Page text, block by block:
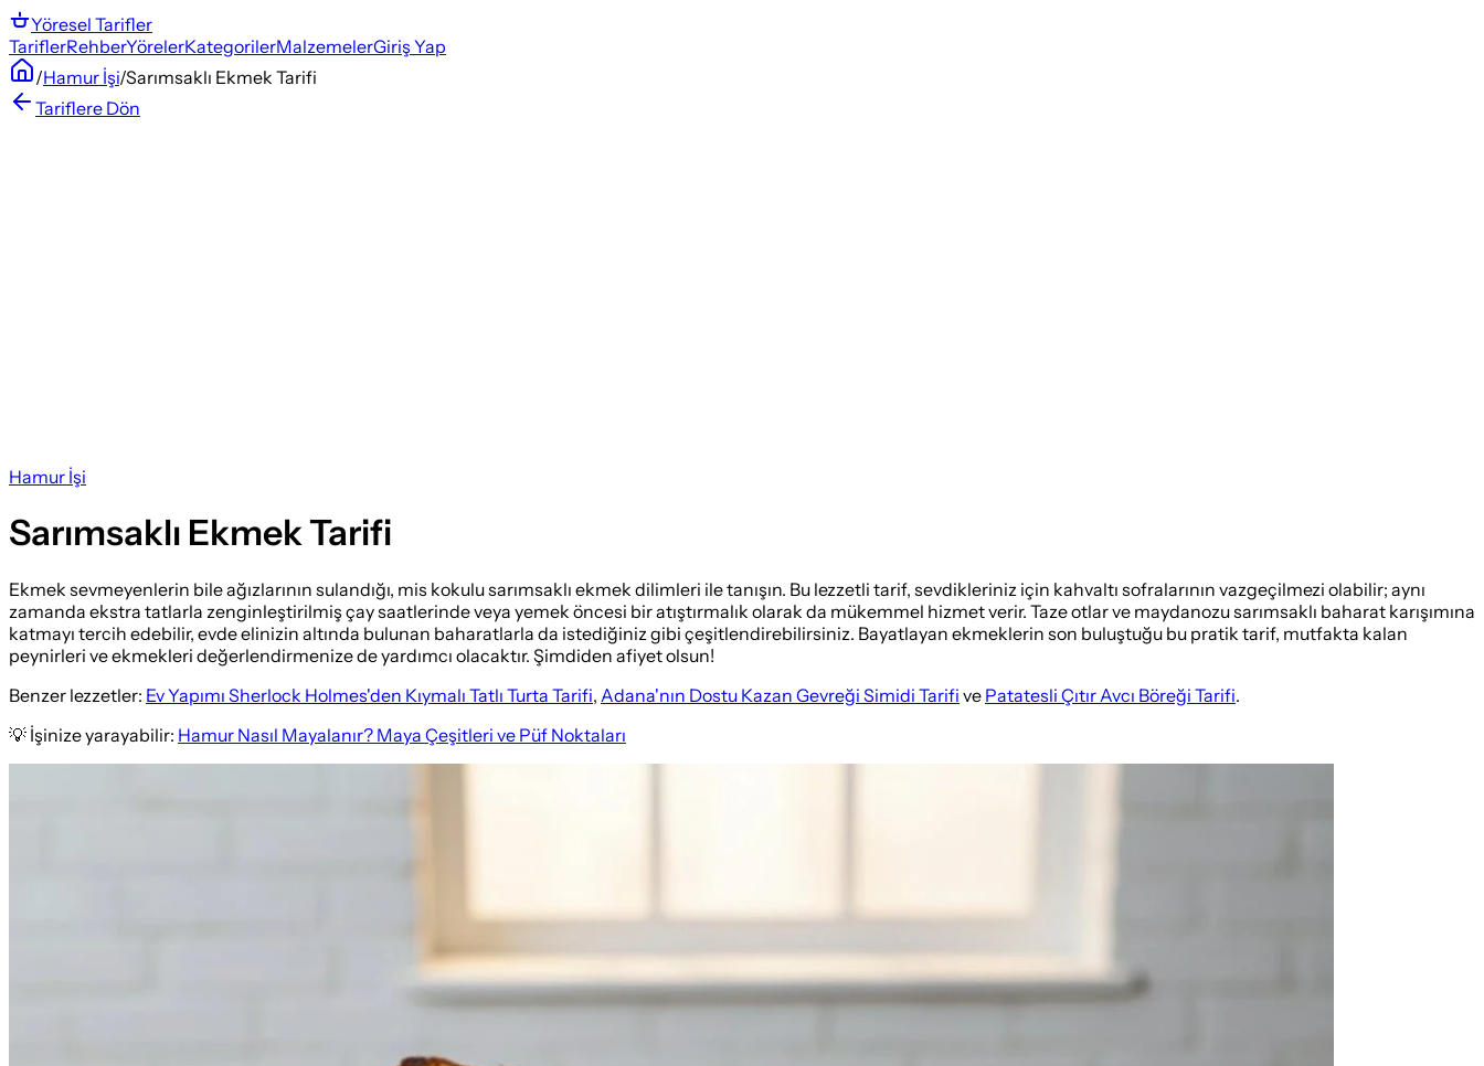
Yöresel Tarifler
TariflerRehberYörelerKategorilerMalzemelerGiriş Yap
/Hamur İşi/Sarımsaklı Ekmek Tarifi
Tariflere Dön
Hamur İşi
Sarımsaklı Ekmek Tarifi
Ekmek sevmeyenlerin bile ağızlarının sulandığı, mis kokulu sarımsaklı ekmek dilimleri ile tanışın. Bu lezzetli tarif, sevdikleriniz için kahvaltı sofralarının vazgeçilmezi olabilir; aynı
zamanda ekstra tatlarla zenginleştirilmiş çay saatlerinde veya yemek öncesi bir atıştırmalık olarak da mükemmel hizmet verir. Taze otlar ve maydanozu sarımsaklı baharat karışımına
katmayı tercih edebilir, evde elinizin altında bulunan baharatlarla da istediğiniz gibi çeşitlendirebilirsiniz. Bayatlayan ekmeklerin son buluştuğu bu pratik tarif, mutfakta kalan
peynirleri ve ekmekleri değerlendirmenize de yardımcı olacaktır. Şimdiden afiyet olsun!
Benzer lezzetler: Ev Yapımı Sherlock Holmes'den Kıymalı Tatlı Turta Tarifi, Adana'nın Dostu Kazan Gevreği Simidi Tarifi ve Patatesli Çıtır Avcı Böreği Tarifi.
💡 İşinize yarayabilir: Hamur Nasıl Mayalanır? Maya Çeşitleri ve Püf Noktaları